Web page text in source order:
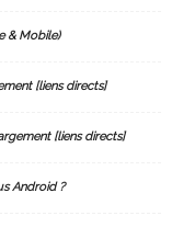
& Mobile)
[liens directs]
[liens directs]
Android ?